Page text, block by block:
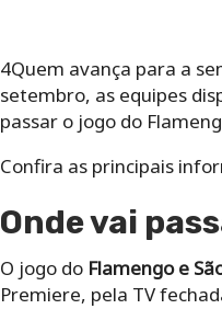
4Quem avança para a
setembro, as equipes
passar o jogo do
Confira as principais
Onde vai
O jogo doFlamengo e
Premiere, pela TV